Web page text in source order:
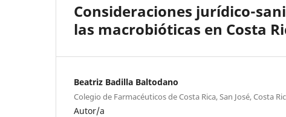
Consideraciones jurídico-
las macrobióticas en Costa
Beatriz Badilla Baltodano
Colegio de Farmacéuticos de Costa Rica, San José, Costa
Autor/a